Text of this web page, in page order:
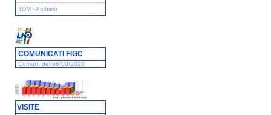
TDM - Archivio
COMUNICATI FIGC
Comun. del 06/08/2026
VISITE